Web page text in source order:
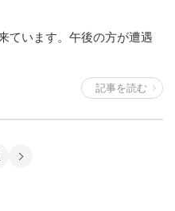
ています。午後の方が遭遇
記事を読む